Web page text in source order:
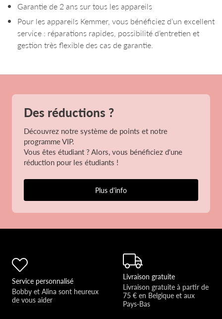
Garantie de 2 ans sur tous les appareils
Pour les appareils Kemmer, vous bénéficiez d’un excellent
service : réparations rapides, possibilité d’entretien et
gestion très flexible des cas de garantie.
Des réductions ?
Découvrez notre système de points et notre
programme VIP.
Vous êtes étudiant ? Alors, vous bénéficiez d'une
réduction pour les étudiants !
Plus d'info
Service personnalisé
Bobby et Alina sont heureux
de vous aider
Livraison gratuite
Livraison gratuite à partir de
75 € en Belgique et aux
Pays-Bas